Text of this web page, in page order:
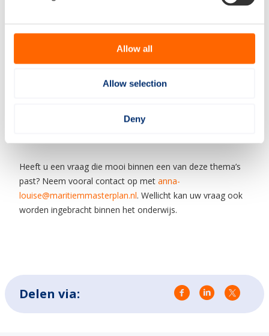
Allow all
Allow selection
Deny
bunkeren van LH2, of zijn aanvullende
haven hierin?
In juni worden de eerste onderzoeksresultaten verwacht.
Deze dienen vervolgens weer als input voor nieuwe
projecten in het komende studiejaar.
hbo’s onderzoekers starten op de verschillende
Heeft u een vraag die mooi binnen een van deze thema’s
past? Neem vooral contact op met anna-
louise@maritiemmasterplan.nl. Wellicht kan uw vraag ook
worden ingebracht binnen het onderwijs.
Delen via: